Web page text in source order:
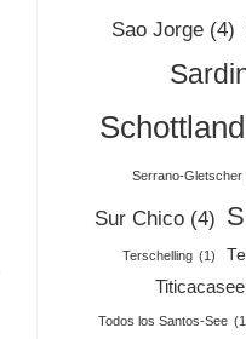
Sao Jorge (4)
Schottland
Serrano-Gletscher
Sur Chico (4)
Terschelling (1)
Titicacasee
Todos los Santos-See